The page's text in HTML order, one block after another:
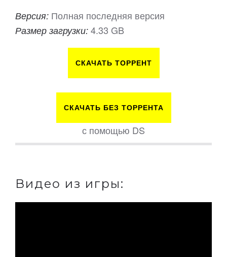
Версия: Полная последняя версия
Размер загрузки: 4.33 GB
СКАЧАТЬ ТОРРЕНТ
СКАЧАТЬ БЕЗ ТОРРЕНТА
с помощью DS
Видео из игры: